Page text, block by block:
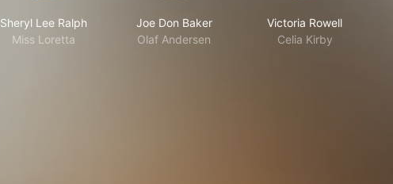
Sheryl Lee Ralph
Miss Loretta
Joe Don Baker
Olaf Andersen
Victoria Rowell
Celia Kirby